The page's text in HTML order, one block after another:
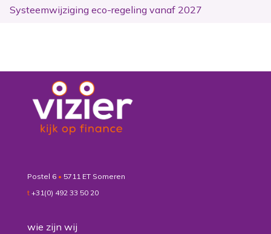
Systeemwijziging eco-regeling vanaf 2027
Postel 6 • 5711 ET Someren
t +31(0) 492 33 50 20
wie zijn wij